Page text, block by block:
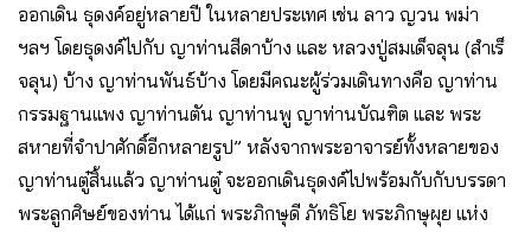
ออกเดิน ธุดงค์อยู่หลายปี ในหลายประเทศ เช่น ลาว ญวน พม่า
ฯลฯ โดยธุดงค์ไปกับ ญาท่านสีดาบ้าง และ หลวงปู่สมเด็จลุน (สําเร็
จลุน) บ้าง ญาท่านพันธ์บ้าง โดยมีคณะผู้ร่วมเดินทางคือ ญาท่าน
กรรมฐานแพง ญาท่านตัน ญาท่านพู ญาท่านบัณฑิต และ พระ
สหายที่จําปาศักดิ์อีกหลายรูป” หลังจากพระอาจารย์ทั้งหลายของ
ญาท่านตู๋สิ้นแล้ว ญาท่านตู๋ จะออกเดินธุดงค์ไปพร้อมกับกับบรรดา
พระลูกศิษย์ของท่าน ได้แก่ พระภิกษุดี ภัทธิโย พระภิกษุผุย แห่ง